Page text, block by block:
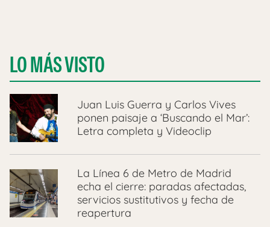
LO MÁS VISTO
Juan Luis Guerra y Carlos Vives
ponen paisaje a ‘Buscando el Mar’:
Letra completa y Videoclip
La Línea 6 de Metro de Madrid
echa el cierre: paradas afectadas,
servicios sustitutivos y fecha de
reapertura